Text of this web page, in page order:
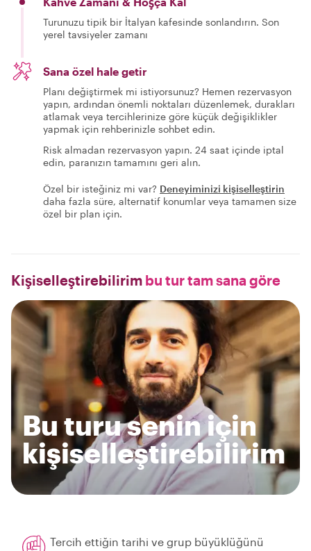
Turunuzu tipik bir İtalyan kafesinde sonlandırın. Son
yerel tavsiyeler zamanı
Sana özel hale getir
Planı değiştirmek mi istiyorsunuz? Hemen rezervasyon
yapın, ardından önemli noktaları düzenlemek, durakları
atlamak veya tercihlerinize göre küçük değişiklikler
yapmak için rehberinizle sohbet edin.
Risk almadan rezervasyon yapın. 24 saat içinde iptal
edin, paranızın tamamını geri alın.
Özel bir isteğiniz mi var? Deneyiminizi kişiselleştirin
daha fazla süre, alternatif konumlar veya tamamen size
özel bir plan için.
Kişiselleştirebilirim bu tur tam sana göre
Bu turu senin için
kişiselleştirebilirim
Tercih ettiğin tarihi ve grup büyüklüğünü